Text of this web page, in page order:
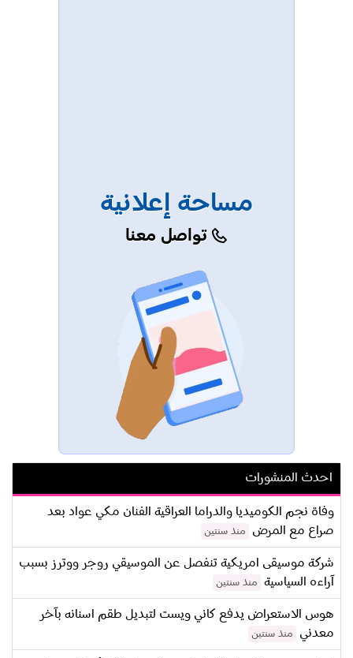
مساحة إعلانية
تواصل معنا
احدث المنشورات
وفاة نجم الكوميديا والدراما العراقية الفنان مكي عواد بعد
صراع مع المرض
منذ سنتين
شركة موسيقى امريكية تنفصل عن الموسيقي روجر ووترز بسبب
آراءه السياسية
منذ سنتين
هوس الاستعراض يدفع كاني ويست لتبديل طقم اسنانه بآخر
معدني
منذ سنتين